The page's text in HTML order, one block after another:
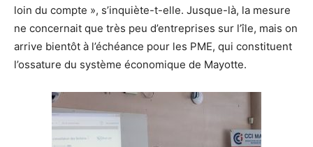
loin du compte », s’inquiète-t-elle. Jusque-là, la mesure
ne concernait que très peu d’entreprises sur l’île, mais on
arrive bientôt à l’échéance pour les PME, qui constituent
l’ossature du système économique de Mayotte.